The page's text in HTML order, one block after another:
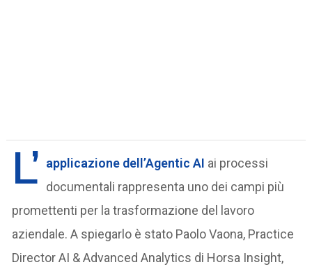
L’ applicazione dell’Agentic AI ai processi
documentali rappresenta uno dei campi più
promettenti per la trasformazione del lavoro
aziendale. A spiegarlo è stato Paolo Vaona, Practice
Director AI & Advanced Analytics di Horsa Insight,